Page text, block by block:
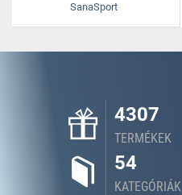
SanaSport
4307
TERMÉKEK
54
KATEGÓRIÁK